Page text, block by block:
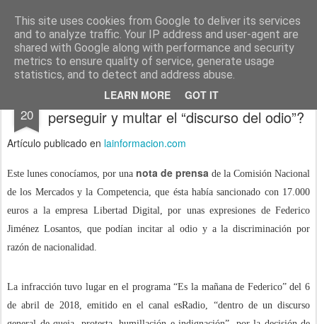
This site uses cookies from Google to deliver its services
and to analyze traffic. Your IP address and user-agent are
shared with Google along with performance and security
metrics to ensure quality of service, generate usage
statistics, and to detect and address abuse.
LEARN MORE GOT IT
menos tecnología y más pedagogía conceptos y reflexiones sobre la sociedad de la información
Pages
20
¿Se va a dedicar la CNMC ahora a
perseguir y multar el “discurso del odio”?
Artículo publicado en lainformacion.com
Este lunes conocíamos, por una nota de prensa de la Comisión Nacional
de los Mercados y la Competencia, que ésta había sancionado con 17.000
euros a la empresa Libertad Digital, por unas expresiones de Federico
Jiménez Losantos, que podían incitar al odio y a la discriminación por
razón de nacionalidad.
La infracción tuvo lugar en el programa “Es la mañana de Federico” del 6
de abril de 2018, emitido en el canal esRadio, “dentro de un discurso